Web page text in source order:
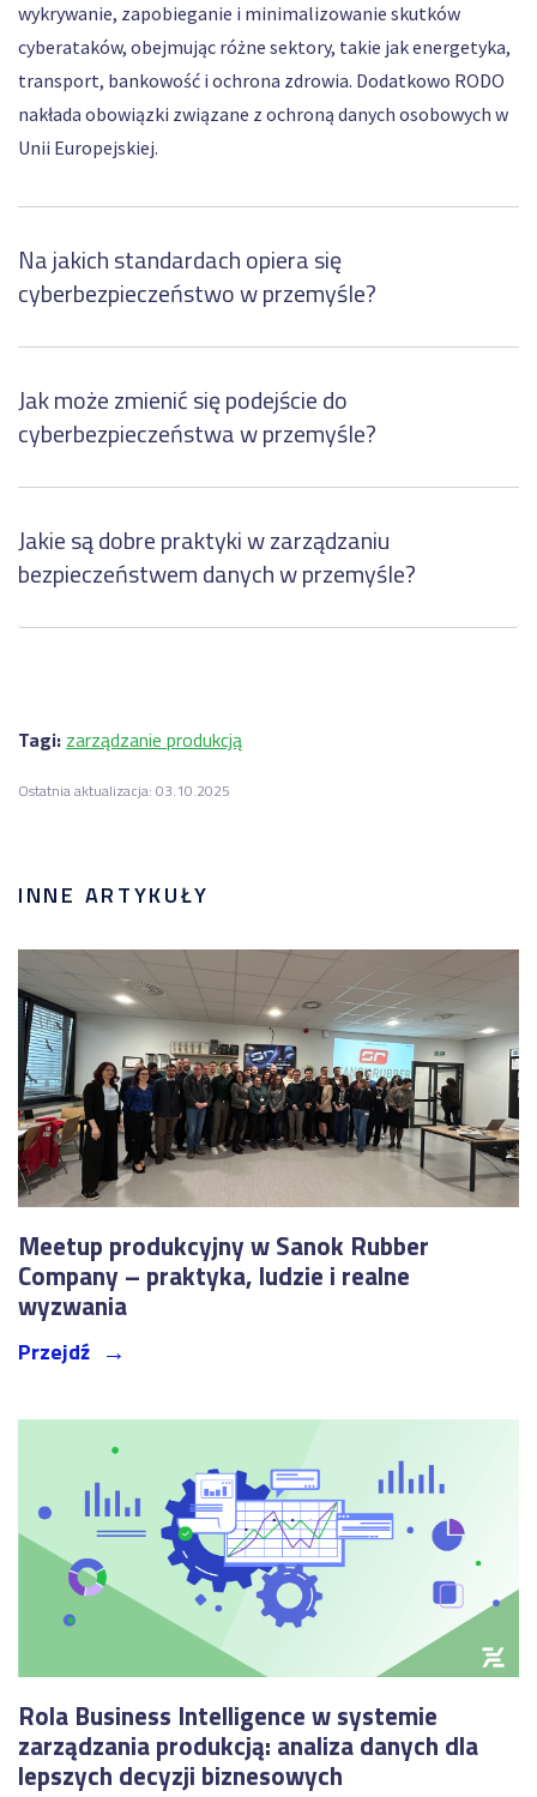
wykrywanie, zapobieganie i minimalizowanie skutków
cyberataków, obejmując różne sektory, takie jak energetyka,
transport, bankowość i ochrona zdrowia. Dodatkowo RODO
nakłada obowiązki związane z ochroną danych osobowych w
Unii Europejskiej.
Na jakich standardach opiera się
cyberbezpieczeństwo w przemyśle?
Jak może zmienić się podejście do
cyberbezpieczeństwa w przemyśle?
Jakie są dobre praktyki w zarządzaniu
bezpieczeństwem danych w przemyśle?
Tagi: zarządzanie produkcją
Ostatnia aktualizacja: 03.10.2025
INNE ARTYKUŁY
Meetup produkcyjny w Sanok Rubber
Company – praktyka, ludzie i realne
wyzwania
Przejdź
Rola Business Intelligence w systemie
zarządzania produkcją: analiza danych dla
lepszych decyzji biznesowych